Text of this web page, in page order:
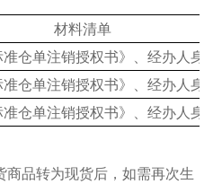
材料清单
准仓单注销授权书》 经办人 身份
准仓单注销授权书》
、经办人身
准仓单注销授权书》
、经办人身
商品转为现货后，如需再次生